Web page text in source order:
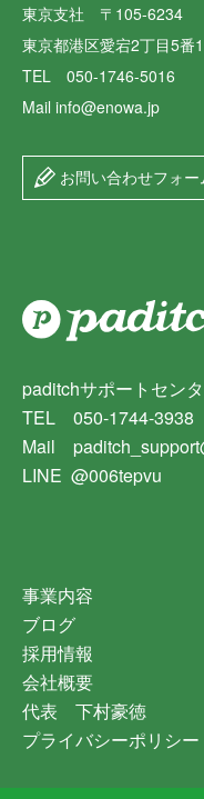
東京支社 〒105-6234
東京都港区愛宕2丁目5番
TEL 050-1746-5016
Mail info@enowa.jp
お問い合わせフォー
paditchサポートセン
TEL 050-1744-3938
Mail
LINE @006tepvu
事業内容
ブログ
採用情報
会社概要
代表 下村豪徳
プライバシーポリシー